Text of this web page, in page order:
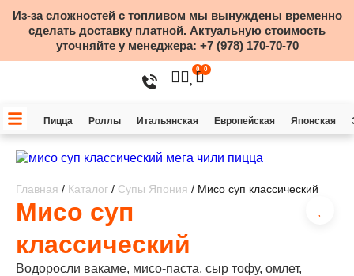
Из-за сложностей с топливом мы вынуждены временно
сделать доставку платной. Актуальную стоимость
уточняйте у менеджера: +7 (978) 170-70-70
0 0
Пицца Роллы Итальянская Европейская Японская
Главная / Каталог / Супы Япония / Мисо суп классический
Мисо суп
классический
Водоросли вакаме, мисо-паста, сыр тофу, омлет,